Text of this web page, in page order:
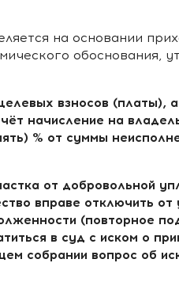
на основании
обоснования,
взносов (платы),
начисление на
% от суммы
от добровольной
вправе отключить от
(повторное
в суд с иском о
собрании вопрос об